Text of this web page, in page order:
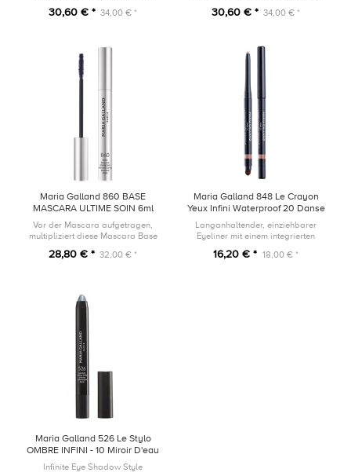
30,60 € * 34,00 € *
Augen zu öffnen.
30,60 € * 34,00 € *
Maria Galland 860 BASE
MASCARA ULTIME SOIN 6ml
Vor der Mascara aufgetragen,
multipliziert diese Mascara Base
Wimpern, dank der mit Peptiden,
28,80 € * 32,00 € *
Maria Galland 848 Le Crayon
Yeux Infini Waterproof 20 Danse
Irisée
Langanhaltender, einziehbarer
Eyeliner mit einem integrierten
einem Anspitzer.
16,20 € * 18,00 € *
Maria Galland 526 Le Stylo
OMBRE INFINI - 10 Miroir D'eau
Infinite Eye Shadow Style